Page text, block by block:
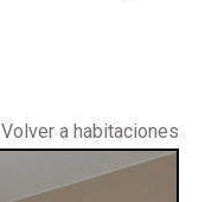
Volver a habitaciones